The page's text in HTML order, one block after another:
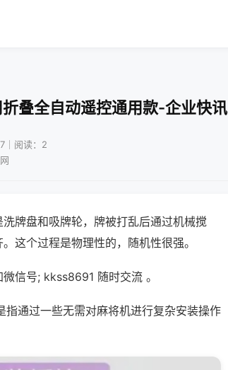
叠全自动遥控通用款-企业快讯
｜阅读：2
牌盘和吸牌轮，牌被打乱后通过机械搅
这个过程是物理性的，随机性很强。
信号; kkss8691 随时交流 。
通过一些无需对麻将机进行复杂安装操作